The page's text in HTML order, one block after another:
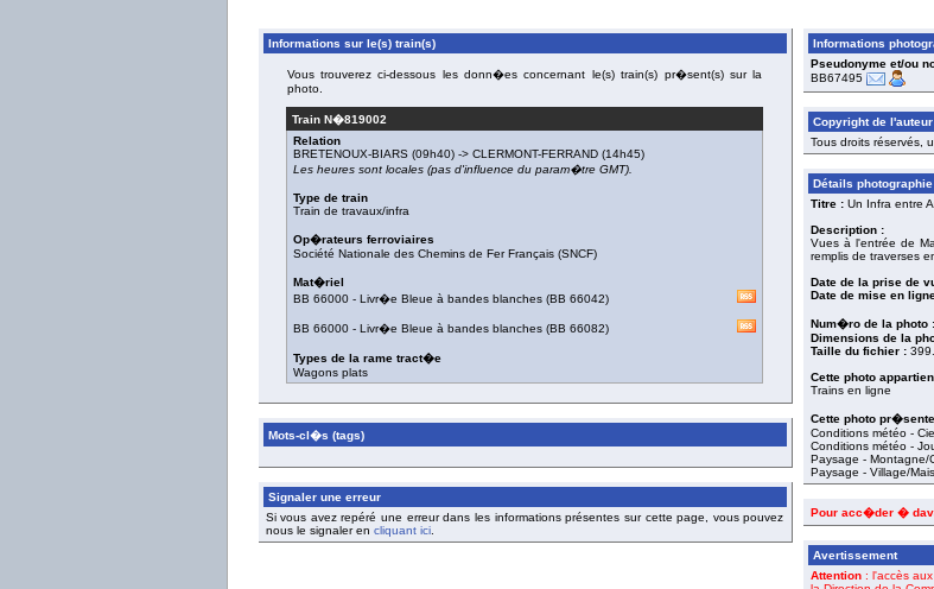
Informations sur le(s) train(s)
Vous trouverez ci-dessous les donn�es concernant le(s) train(s) pr�sent(s) sur la
photo.
Train N�819002
Relation
BRETENOUX-BIARS (09h40) -> CLERMONT-FERRAND (14h45)
Les heures sont locales (pas d'influence du param�tre GMT).
Type de train
Train de travaux/infra
Op�rateurs ferroviaires
Société Nationale des Chemins de Fer Français (SNCF)
Mat�riel
BB 66000 - Livr�e Bleue à bandes blanches (BB 66042)
BB 66000 - Livr�e Bleue à bandes blanches (BB 66082)
Types de la rame tract�e
Wagons plats
Mots-cl�s (tags)
Signaler une erreur
Si vous avez repéré une erreur dans les informations présentes sur cette page, vous pouvez
nous le signaler en cliquant ici.
Informations
Pseudonyme et/ou
BB67495
Copyright de l'auteur
Tous droits réservés,
Détails photographie
Titre :Un Infra entre
Description :
Vues à l'entrée de
remplis de traverses
Date de la prise de
Date de mise en
Num�ro de la photo :
Dimensions de la
Taille du fichier :
Cette photo
Trains en ligne
Cette photo
Conditions météo -
Conditions météo -
Paysage - Montagne/
Paysage - Village/
Pour acc�der �
Avertissement
Attention: l'accès aux